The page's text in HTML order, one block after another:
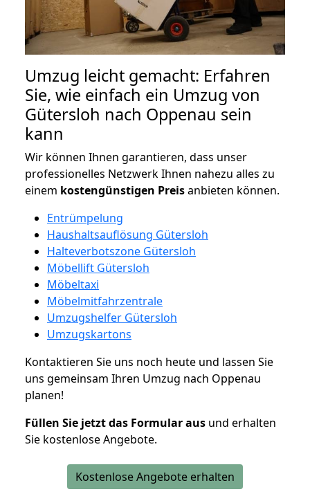
Umzug leicht gemacht: Erfahren
Sie, wie einfach ein Umzug von
Gütersloh nach Oppenau sein
kann
Wir können Ihnen garantieren, dass unser
professionelles Netzwerk Ihnen nahezu alles zu
einem kostengünstigen Preisanbieten können.
Entrümpelung
Haushaltsauflösung Gütersloh
Halteverbotszone Gütersloh
Möbellift Gütersloh
Möbeltaxi
Möbelmitfahrzentrale
Umzugshelfer Gütersloh
Umzugskartons
Kontaktieren Sie uns noch heute und lassen Sie
uns gemeinsam Ihren Umzug nach Oppenau
planen!
Füllen Sie jetzt das Formular aus und erhalten
Sie kostenlose Angebote.
Kostenlose Angebote erhalten